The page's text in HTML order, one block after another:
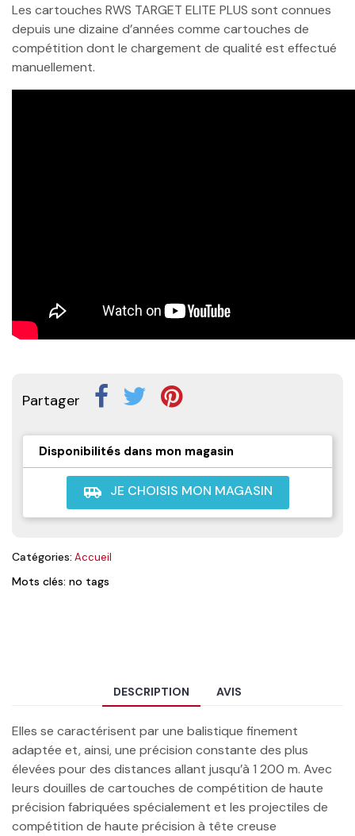
Les cartouches RWS TARGET ELITE PLUS sont connues
depuis une dizaine d’années comme cartouches de
compétition dont le chargement de qualité est effectué
manuellement.
Partager
Disponibilités dans mon magasin
airport_shuttle JE CHOISIS MON MAGASIN
Catégories: Accueil
Mots clés: no tags
DESCRIPTION AVIS
Elles se caractérisent par une balistique finement
adaptée et, ainsi, une précision constante des plus
élevées pour des distances allant jusqu’à 1 200 m. Avec
leurs douilles de cartouches de compétition de haute
précision fabriquées spécialement et les projectiles de
compétition de haute précision à tête creuse